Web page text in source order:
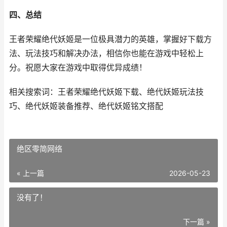
四、总结
王者荣耀绝代妖姬是一位极具潜力的英雄，掌握好下载方
法、玩法技巧和解决办法，相信你也能在游戏中轻松上
分。祝愿大家在游戏中取得优异成绩！
相关搜索词：王者荣耀绝代妖姬下载、绝代妖姬玩法技
巧、绝代妖姬装备推荐、绝代妖姬铭文搭配
绝区零简网络
« 上一篇 2026-05-23
没有了！
下一篇 »